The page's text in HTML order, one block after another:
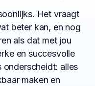
Het vraagt
beter kan, en nog
als dat met jou
en succesvolle
onderscheidt: alles
maken en